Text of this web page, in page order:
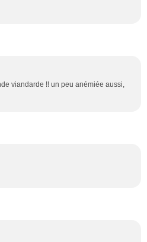
viandarde !! un peu anémiée aussi,